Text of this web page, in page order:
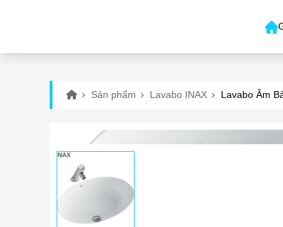
Sản phẩm Lavabo INAX Lavabo Âm